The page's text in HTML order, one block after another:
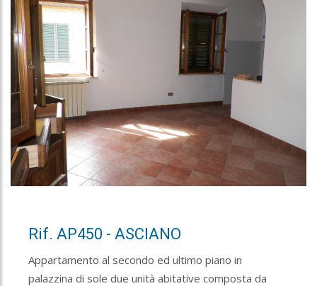
Rif. AP450 - ASCIANO
Appartamento al secondo ed ultimo piano in
palazzina di sole due unità abitative composta da